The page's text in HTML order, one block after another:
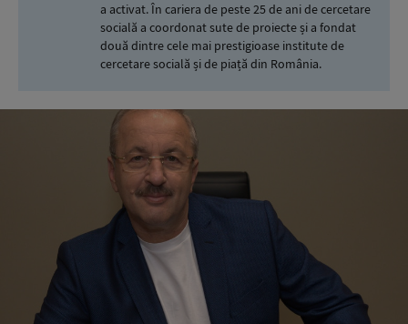
a activat. În cariera de peste 25 de ani de cercetare
socială a coordonat sute de proiecte și a fondat
două dintre cele mai prestigioase institute de
cercetare socială și de piață din România.